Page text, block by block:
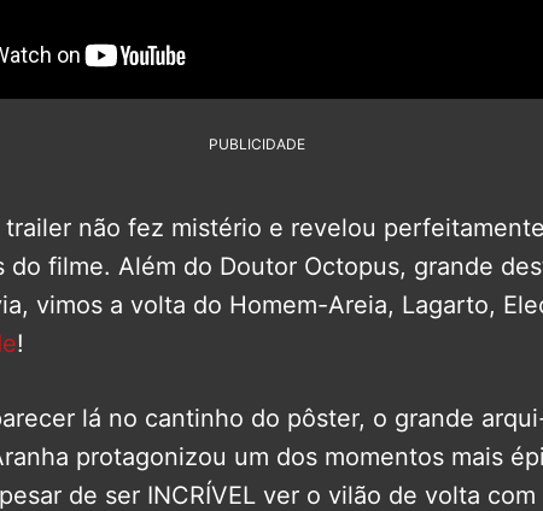
PUBLICIDADE
trailer não fez mistério e revelou
do filme. Além do Doutor Octopus, grande
vimos a volta do Homem-Areia, Lagarto,
!
lá no cantinho do pôster, o grande
protagonizou um dos momentos mais
de ser INCRÍVEL ver o vilão de volta com